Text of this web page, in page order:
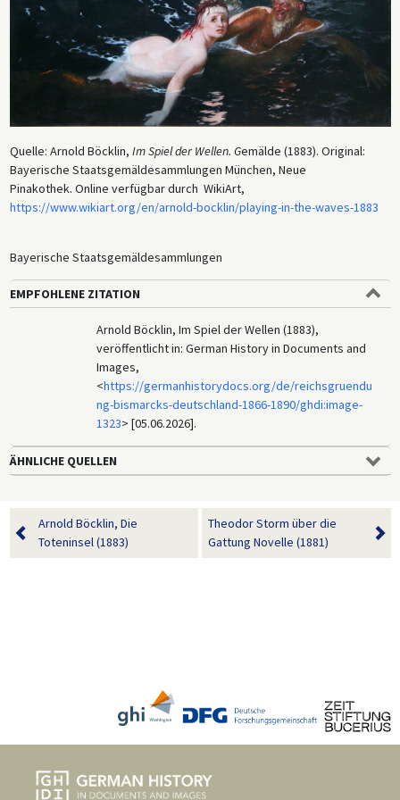
Quelle: Arnold Böcklin, Im Spiel der Wellen. Gemälde (1883). Original:
Bayerische Staatsgemäldesammlungen München, Neue
Pinakothek. Online verfügbar durch WikiArt,
https://www.wikiart.org/en/arnold-bocklin/playing-in-the-waves-1883
Bayerische Staatsgemäldesammlungen
EMPFOHLENE ZITATION
Arnold Böcklin, Im Spiel der Wellen (1883),
veröffentlicht in: German History in Documents and
Images,
<https://germanhistorydocs.org/de/reichsgruendu
ng-bismarcks-deutschland-1866-1890/ghdi:image-
1323> [05.06.2026].
ÄHNLICHE QUELLEN
Arnold Böcklin, Die
Toteninsel (1883)
Theodor Storm über die
Gattung Novelle (1881)